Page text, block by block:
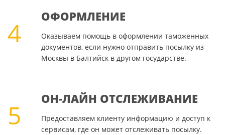
4
ОФОРМЛЕНИЕ
Оказываем помощь в оформлении таможенных
документов, если нужно отправить посылку из
Москвы в Балтийск в другом государстве.
5
ОН-ЛАЙН ОТСЛЕЖИВАНИЕ
Предоставляем клиенту информацию и доступ к
сервисам, где он может отслеживать посылку.